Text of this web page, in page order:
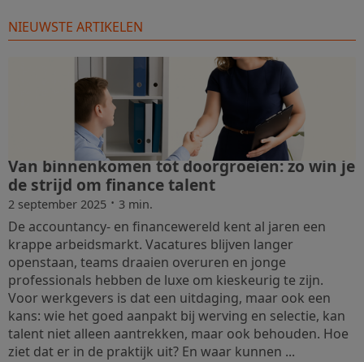
NIEUWSTE ARTIKELEN
Van binnenkomen tot doorgroeien: zo win je
de strijd om finance talent
2 september 2025 · 3 min.
De accountancy- en financewereld kent al jaren een
krappe arbeidsmarkt. Vacatures blijven langer
openstaan, teams draaien overuren en jonge
professionals hebben de luxe om kieskeurig te zijn.
Voor werkgevers is dat een uitdaging, maar ook een
kans: wie het goed aanpakt bij werving en selectie, kan
talent niet alleen aantrekken, maar ook behouden. Hoe
ziet dat er in de praktijk uit? En waar kunnen ...